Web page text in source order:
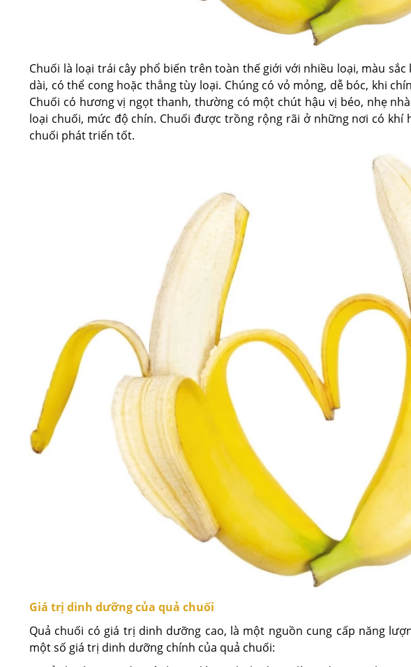
Chuối là loại trái cây phổ biến trên toàn thế giới với nhiều loại, màu
dài, có thể cong hoặc thẳng tùy loại. Chúng có vỏ mỏng, dễ bóc, khi
Chuối có hương vị ngọt thanh, thường có một chút hậu vị béo, nhẹ
loại chuối, mức độ chín. Chuối được trồng rộng rãi ở những nơi có khí
chuối phát triển tốt.
Giá trị dinh dưỡng của quả chuối
Quả chuối có giá trị dinh dưỡng cao, là một nguồn cung cấp năng
một số giá trị dinh dưỡng chính của quả chuối: